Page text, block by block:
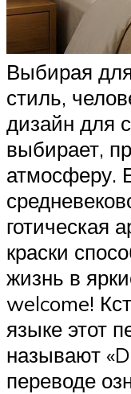
Выбирая
стиль,
дизайн для
выбирает,
атмосферу.
готическая
краски
жизнь в
welcome!
языке этот
называют
переводе